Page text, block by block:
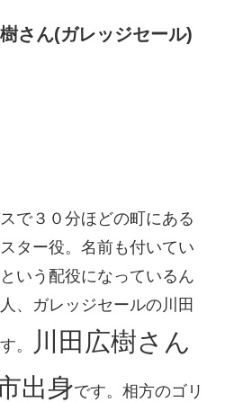
さん(ガレッジセール)
で３０分ほどの町にある
ター役。名前も付いてい
いう配役になっているん
、ガレッジセールの川田
。
川田広樹さん
出身です。相方のゴリ